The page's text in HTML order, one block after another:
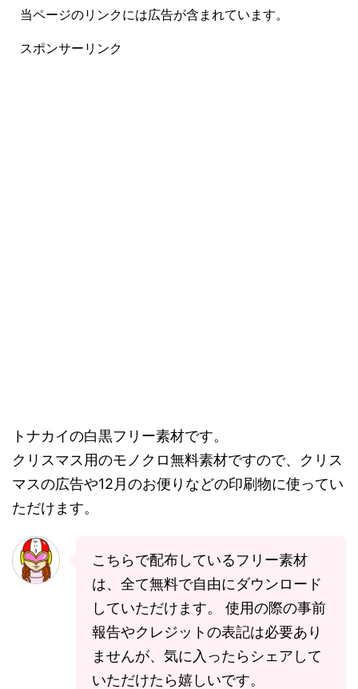
当ページのリンクには広告が含まれています。
スポンサーリンク
トナカイの白黒フリー素材です。
クリスマス用のモノクロ無料素材ですので、クリス
マスの広告や12月のお便りなどの印刷物に使ってい
ただけます。
こちらで配布しているフリー素材
は、全て無料で自由にダウンロード
していただけます。 使用の際の事前
報告やクレジットの表記は必要あり
ませんが、気に入ったらシェアして
いただけたら嬉しいです。